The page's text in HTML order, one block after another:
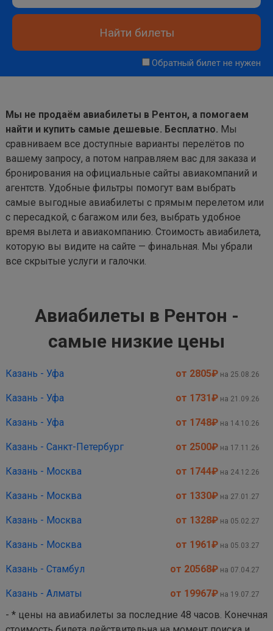
Найти билеты
Обратный билет не нужен
Мы не продаём авиабилеты в Рентон, а помогаем
найти и купить самые дешевые. Бесплатно. Мы
сравниваем все доступные варианты перелётов по
вашему запросу, а потом направляем вас для заказа и
бронирования на официальные сайты авиакомпаний и
агентств. Удобные фильтры помогут вам выбрать
самые выгодные авиабилеты с прямым перелетом или
с пересадкой, с багажом или без, выбрать удобное
время вылета и авиакомпанию. Стоимость авиабилета,
которую вы видите на сайте — финальная. Мы убрали
все скрытые услуги и галочки.
Авиабилеты в Рентон -
самые низкие цены
Казань - Уфа от 2805₽ на 25.08.26
Казань - Уфа от 1731₽ на 21.09.26
Казань - Уфа от 1748₽ на 14.10.26
Казань - Санкт-Петербург от 2500₽ на 17.11.26
Казань - Москва от 1744₽ на 24.12.26
Казань - Москва от 1330₽ на 27.01.27
Казань - Москва от 1328₽ на 05.02.27
Казань - Москва от 1961₽ на 05.03.27
Казань - Стамбул от 20568₽ на 07.04.27
Казань - Алматы от 19967₽ на 19.07.27
- * цены на авиабилеты за последние 48 часов. Конечная